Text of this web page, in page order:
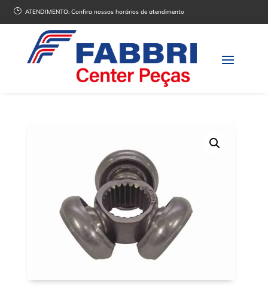
} ATENDIMENTO:Confira nossos horários de atendimento